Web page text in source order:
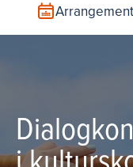
Arrangement